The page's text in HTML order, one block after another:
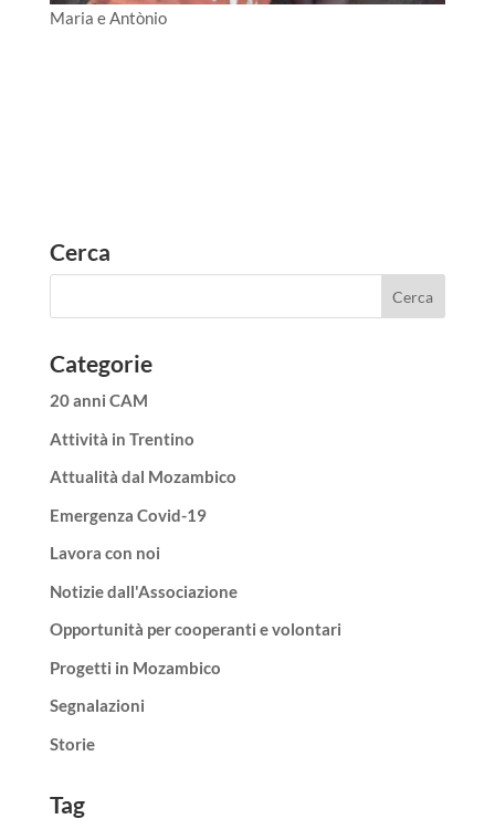
Maria e Antònio
Cerca
Categorie
20 anni CAM
Attività in Trentino
Attualità dal Mozambico
Emergenza Covid-19
Lavora con noi
Notizie dall'Associazione
Opportunità per cooperanti e volontari
Progetti in Mozambico
Segnalazioni
Storie
Tag